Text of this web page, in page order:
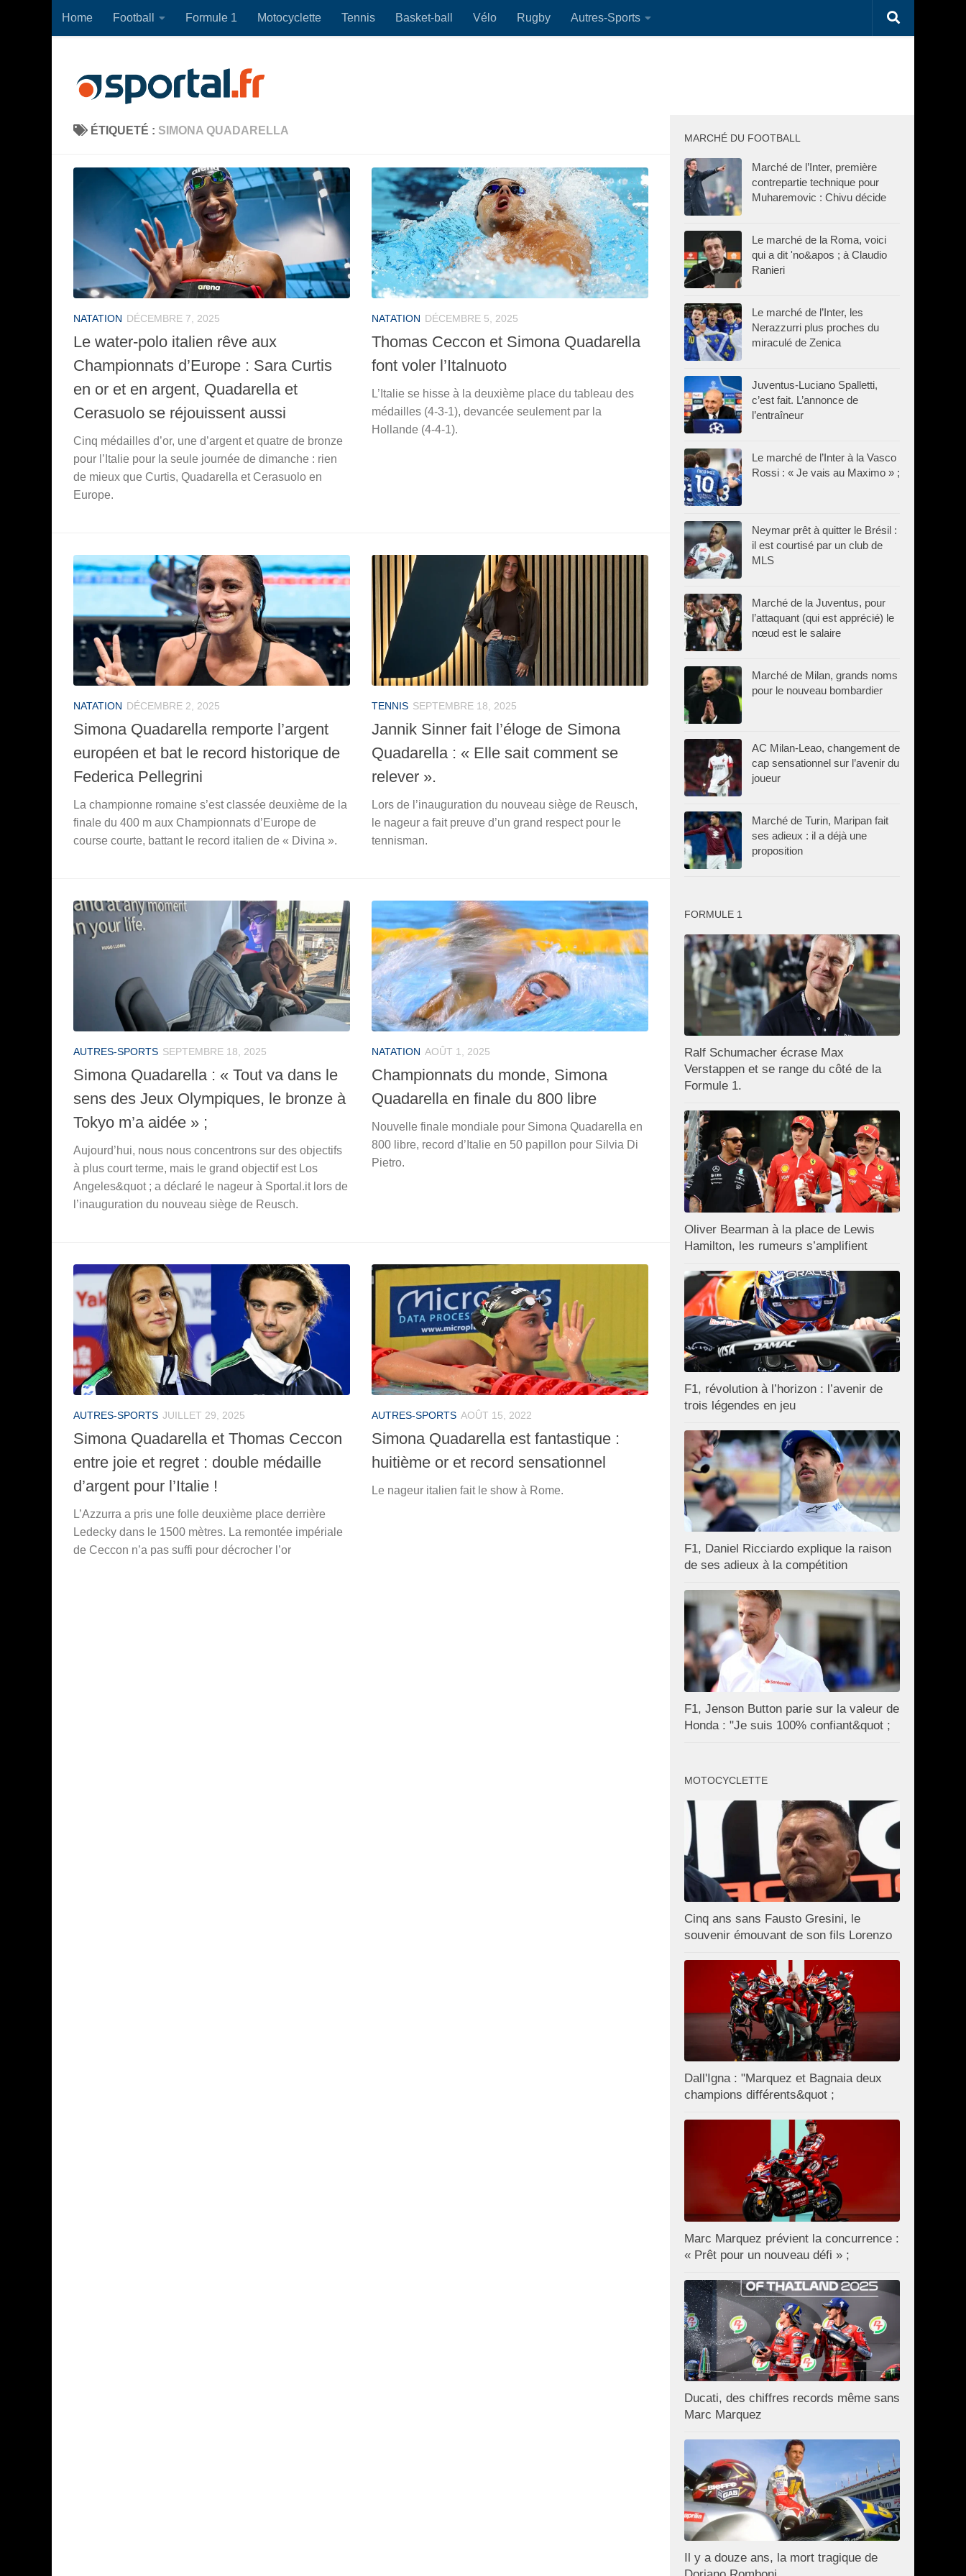
Skip to content
Home Football Formule 1 Motocyclette Tennis Basket-ball Vélo Rugby Autres-Sports
ÉTIQUETÉ : SIMONA QUADARELLA
NATATION DÉCEMBRE 7, 2025
Le water-polo italien rêve aux
Championnats d’Europe : Sara Curtis
en or et en argent, Quadarella et
Cerasuolo se réjouissent aussi
Cinq médailles d’or, une d’argent et quatre de bronze
pour l’Italie pour la seule journée de dimanche : rien
de mieux que Curtis, Quadarella et Cerasuolo en
Europe.
NATATION DÉCEMBRE 5, 2025
Thomas Ceccon et Simona Quadarella
font voler l’Italnuoto
L’Italie se hisse à la deuxième place du tableau des
médailles (4-3-1), devancée seulement par la
Hollande (4-4-1).
NATATION DÉCEMBRE 2, 2025
Simona Quadarella remporte l’argent
européen et bat le record historique de
Federica Pellegrini
La championne romaine s’est classée deuxième de la
finale du 400 m aux Championnats d’Europe de
course courte, battant le record italien de « Divina ».
TENNIS SEPTEMBRE 18, 2025
Jannik Sinner fait l’éloge de Simona
Quadarella : « Elle sait comment se
relever ».
Lors de l’inauguration du nouveau siège de Reusch,
le nageur a fait preuve d’un grand respect pour le
tennisman.
AUTRES-SPORTS SEPTEMBRE 18, 2025
Simona Quadarella : « Tout va dans le
sens des Jeux Olympiques, le bronze à
Tokyo m’a aidée » ;
Aujourd’hui, nous nous concentrons sur des objectifs
à plus court terme, mais le grand objectif est Los
Angeles&quot ; a déclaré le nageur à Sportal.it lors de
l’inauguration du nouveau siège de Reusch.
NATATION AOÛT 1, 2025
Championnats du monde, Simona
Quadarella en finale du 800 libre
Nouvelle finale mondiale pour Simona Quadarella en
800 libre, record d’Italie en 50 papillon pour Silvia Di
Pietro.
AUTRES-SPORTS JUILLET 29, 2025
Simona Quadarella et Thomas Ceccon
entre joie et regret : double médaille
d’argent pour l’Italie !
L’Azzurra a pris une folle deuxième place derrière
Ledecky dans le 1500 mètres. La remontée impériale
de Ceccon n’a pas suffi pour décrocher l’or
AUTRES-SPORTS AOÛT 15, 2022
Simona Quadarella est fantastique :
huitième or et record sensationnel
Le nageur italien fait le show à Rome.
MARCHÉ DU FOOTBALL
Marché de l’Inter, première
contrepartie technique pour
Muharemovic : Chivu décide
Le marché de la Roma, voici
qui a dit 'no&apos ; à Claudio
Ranieri
Le marché de l’Inter, les
Nerazzurri plus proches du
miraculé de Zenica
Juventus-Luciano Spalletti,
c’est fait. L’annonce de
l’entraîneur
Le marché de l’Inter à la Vasco
Rossi : « Je vais au Maximo » ;
Neymar prêt à quitter le Brésil :
il est courtisé par un club de
MLS
Marché de la Juventus, pour
l’attaquant (qui est apprécié) le
nœud est le salaire
Marché de Milan, grands noms
pour le nouveau bombardier
AC Milan-Leao, changement de
cap sensationnel sur l’avenir du
joueur
Marché de Turin, Maripan fait
ses adieux : il a déjà une
proposition
FORMULE 1
Ralf Schumacher écrase Max
Verstappen et se range du côté de la
Formule 1.
Oliver Bearman à la place de Lewis
Hamilton, les rumeurs s’amplifient
F1, révolution à l’horizon : l’avenir de
trois légendes en jeu
F1, Daniel Ricciardo explique la raison
de ses adieux à la compétition
F1, Jenson Button parie sur la valeur de
Honda : "Je suis 100% confiant&quot ;
MOTOCYCLETTE
Cinq ans sans Fausto Gresini, le
souvenir émouvant de son fils Lorenzo
Dall'Igna : "Marquez et Bagnaia deux
champions différents&quot ;
Marc Marquez prévient la concurrence :
« Prêt pour un nouveau défi » ;
Ducati, des chiffres records même sans
Marc Marquez
Il y a douze ans, la mort tragique de